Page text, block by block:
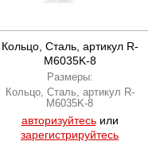
Кольцо, Сталь, артикул R-
M6035K-8
Размеры:
Кольцо, Сталь, артикул R-
M6035K-8
авторизуйтесьили
зарегистрируйтесь